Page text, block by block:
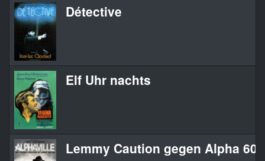
Détective
Elf Uhr nachts
Lemmy Caution gegen Alpha 60